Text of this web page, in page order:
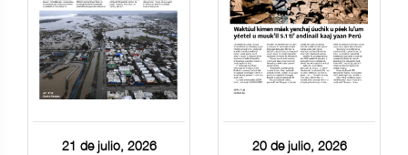
21 de julio, 2026 20 de julio, 2026